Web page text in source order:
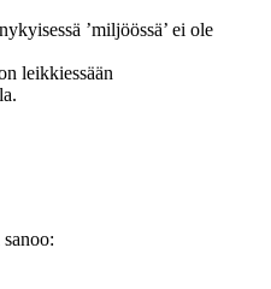
’miljöössä’ ei ole
leikkiessään
sanoo: